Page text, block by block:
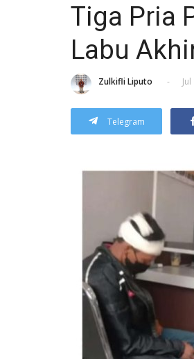
Tiga Pria
Labu
Zulkifli Liputo -
Telegram